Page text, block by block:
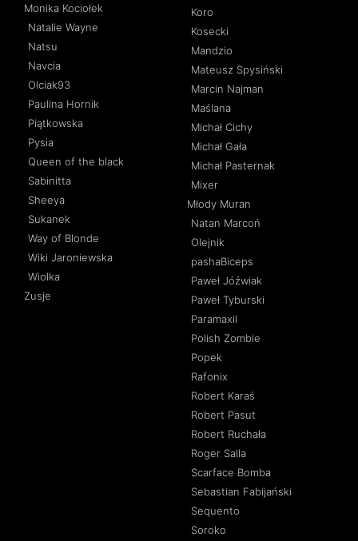
Monika Kociołek
Natalie Wayne
Natsu
Navcia
Olciak93
Paulina Hornik
Piątkowska
Pysia
Queen of the black
Sabinitta
Sheeya
Sukanek
Way of Blonde
Wiki Jaroniewska
Wiolka
Zusje
Koro
Kosecki
Mandzio
Mateusz Spysiński
Marcin Najman
Maślana
Michał Cichy
Michał Gała
Michał Pasternak
Mixer
Młody Muran
Natan Marcoń
Olejnik
pashaBiceps
Paweł Jóźwiak
Paweł Tyburski
Paramaxil
Polish Zombie
Popek
Rafonix
Robert Karaś
Robert Pasut
Robert Ruchała
Roger Salla
Scarface Bomba
Sebastian Fabijański
Sequento
Soroko